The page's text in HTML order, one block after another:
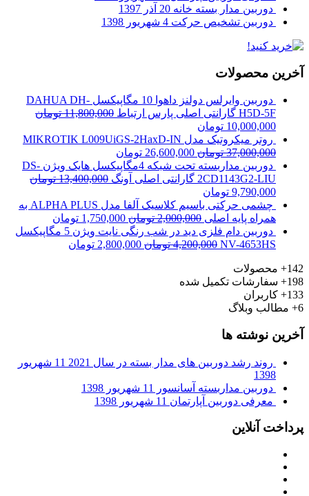
دوربین مدار بسته خانه 20 آذر 1397
دوربین تشخیص حرکت 4 شهریور 1398
آخرین محصولات
دوربین وایرلس دولنز داهوا 10 مگاپیکسل DAHUA DH-
H5D-5F گارانتی اصلی پارس ارتباط
11,800,000 تومان
10,000,000 تومان
روتر میکروتیک مدل MIKROTIK L009UiGS-2HaxD-IN
37,000,000 تومان 26,600,000 تومان
دوربین مداربسته تحت شبکه 4مگاپیکسل هایک ویژن DS-
2CD1143G2-LIU گارانتی اصلی آونگ
13,400,000 تومان
9,790,000 تومان
چشمی حرکتی باسیم کلاسیک آلفا مدل ALPHA PLUS به
همراه پایه اصلی 2,000,000 تومان 1,750,000 تومان
دوربین دام فلزی دید در شب رنگی نایت ویژن 5 مگاپیکسل
NV-4653HS
4,200,000 تومان 2,800,000 تومان
142+
محصولات
198+
سفارشات تکمیل شده
133+
کاربران
6+
مطالب وبلاگ
آخرین نوشته ها
روند رشد دوربین های مدار بسته در سال 2021
11 شهریور
1398
دوربین مداربسته آسانسور
11 شهریور 1398
معرفی دوربین آپارتمان 11 شهریور 1398
پرداخت آنلاین